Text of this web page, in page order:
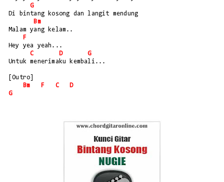
G
Di bintang kosong dan langit mendung
Bm
Malam yang kelam..
F
Hey yea yeah...
C
D
G
Untuk menerimaku kembali...
[Outro]
Bm
F C
D
G